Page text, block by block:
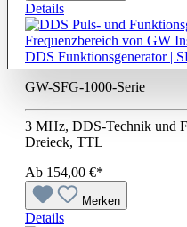
Details
DDS Funktionsgenerator |
GW-SFG-1000-Serie
3 MHz, DDS-Technik und
Dreieck, TTL
Ab 154,00 €*
Merken
Details